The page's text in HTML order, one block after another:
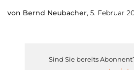
von Bernd Neubacher, 5. Februar
Sind Sie bereits